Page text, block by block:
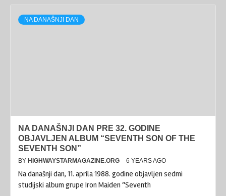
NA DANAŠNJI DAN
NA DANAŠNJI DAN PRE 32. GODINE
OBJAVLJEN ALBUM “SEVENTH SON OF THE
SEVENTH SON”
BY HIGHWAYSTARMAGAZINE.ORG 6 YEARS AGO
Na današnji dan, 11. aprila 1988. godine objavljen sedmi
studijski album grupe Iron Maiden “Seventh